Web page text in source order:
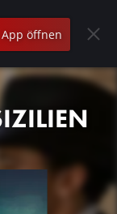
App öffnen